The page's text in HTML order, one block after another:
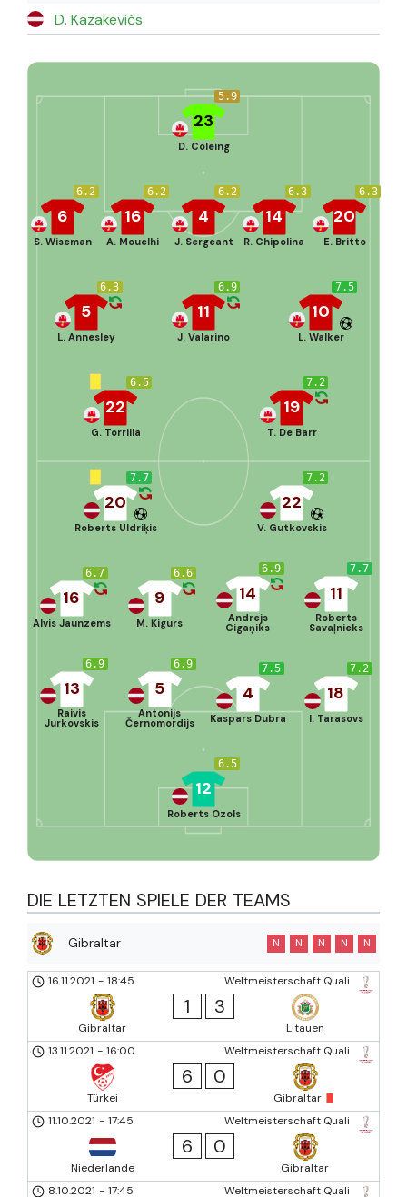
D. Kazakevičs
5.9
23
D. Coleing
6.3
20
E. Britto
6.3
14
R. Chipolina
6.2
4
J. Sergeant
6.2
16
A. Mouelhi
6.2
6
S. Wiseman
7.5
10
L. Walker
6.9
11
J. Valarino
6.3
5
L. Annesley
7.2
19
T. De Barr
6.5
22
G. Torrilla
6.5
12
Roberts Ozols
6.9
13
Raivis
Jurkovskis
6.9
5
Antonijs
Černomordijs
7.5
4
Kaspars Dubra
7.2
18
I. Tarasovs
6.7
16
Alvis Jaunzems
6.6
9
M. Ķigurs
6.9
14
Andrejs
Cigaņiks
7.7
11
Roberts
Savaļnieks
7.7
20
Roberts Uldriķis
7.2
22
V. Gutkovskis
DIE LETZTEN SPIELE DER TEAMS
Gibraltar N N N N N
Weltmeisterschaft Quali
16.11.2021 - 18:45
Gibraltar
1 3
Litauen
Weltmeisterschaft Quali
13.11.2021 - 16:00
Türkei
6 0
Gibraltar
Weltmeisterschaft Quali
11.10.2021 - 17:45
Niederlande
6 0
Gibraltar
Weltmeisterschaft Quali
8.10.2021 - 17:45